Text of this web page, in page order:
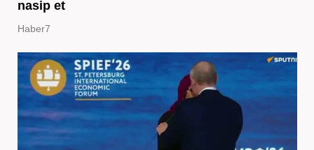
nasip et
Haber7